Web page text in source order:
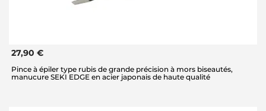
27,90 €
Pince à épiler type rubis de grande précision à mors biseautés,
manucure SEKI EDGE en acier japonais de haute qualité